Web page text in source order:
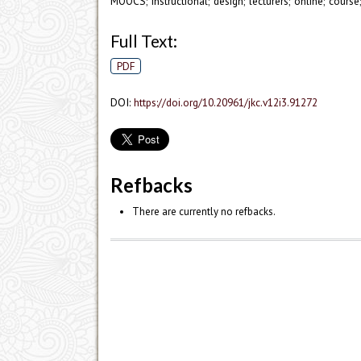
Full Text:
PDF
DOI: https://doi.org/10.20961/jkc.v12i3.91272
Refbacks
There are currently no refbacks.